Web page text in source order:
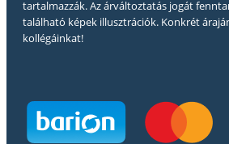
tartalmazzák. Az árváltoztatás jogát
található képek illusztrációk. Konkrét
kollégáinkat!